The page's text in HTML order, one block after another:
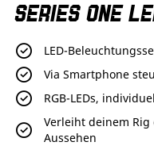
SERIES ONE
LED-
Via Smartphone
RGB-LEDs,
Verleiht deinem
Aussehen
Anfang
der
Bildergalerie
springen